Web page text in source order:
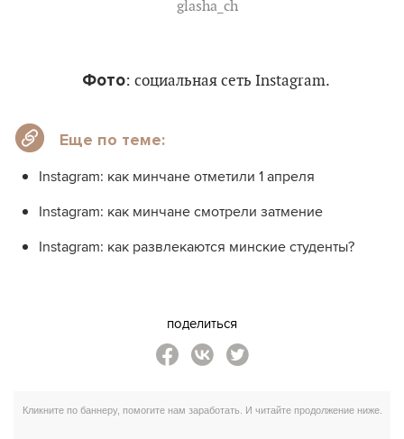
glasha_ch
Фото: социальная сеть Instagram.
Еще по теме:
Instagram: как минчане отметили 1 апреля
Instagram: как минчане смотрели затмение
Instagram: как развлекаются минские студенты?
поделиться